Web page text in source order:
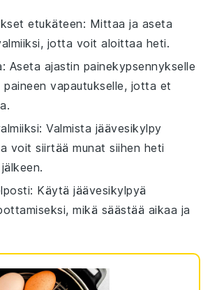
etukäteen: Mittaa ja aseta
jotta voit aloittaa heti.
: Aseta ajastin painekypsennykselle
paineen vapautukselle, jotta et
: Valmista jäävesikylpy
voit siirtäämunat siihen heti
: Käytäjäävesikylpyä
mikä säästää aikaa ja